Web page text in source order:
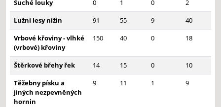
Suché louky 0 1 0
2
Lužní lesy nížin
91 55 9
40
Vrbové křoviny - vlhké
(vrbové) křoviny
150 40 0 18
Štěrkové břehy řek 14 15 0
10
Těžebny písku a
jiných nezpevněných
hornin
9 11 1 9